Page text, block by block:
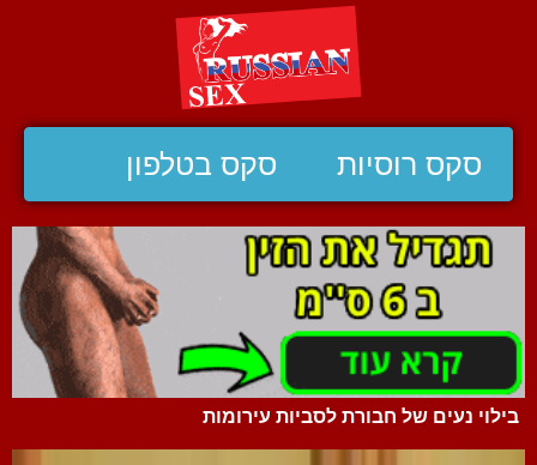
סקס רוסיות סקס בטלפון
בילוי נעים של חבורת לסביות עירומות